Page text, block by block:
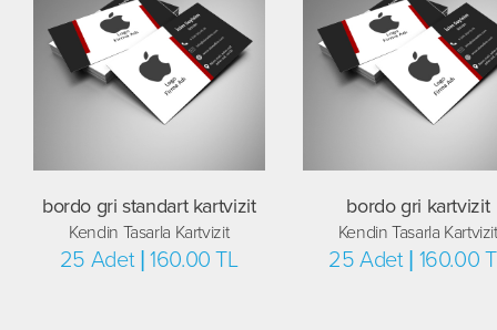
bordo gri standart kartvizit
Kendin Tasarla Kartvizit
25 Adet | 160.00 TL
bordo gri kartvizit
Kendin Tasarla Kartvizit
25 Adet | 160.00